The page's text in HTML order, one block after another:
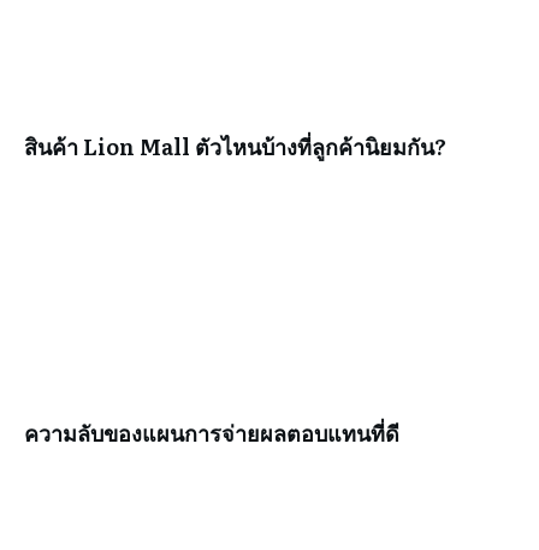
สินค้า Lion Mall ตัวไหนบ้างที่ลูกค้านิยมกัน?
ความลับของแผนการจ่ายผลตอบแทนที่ดี